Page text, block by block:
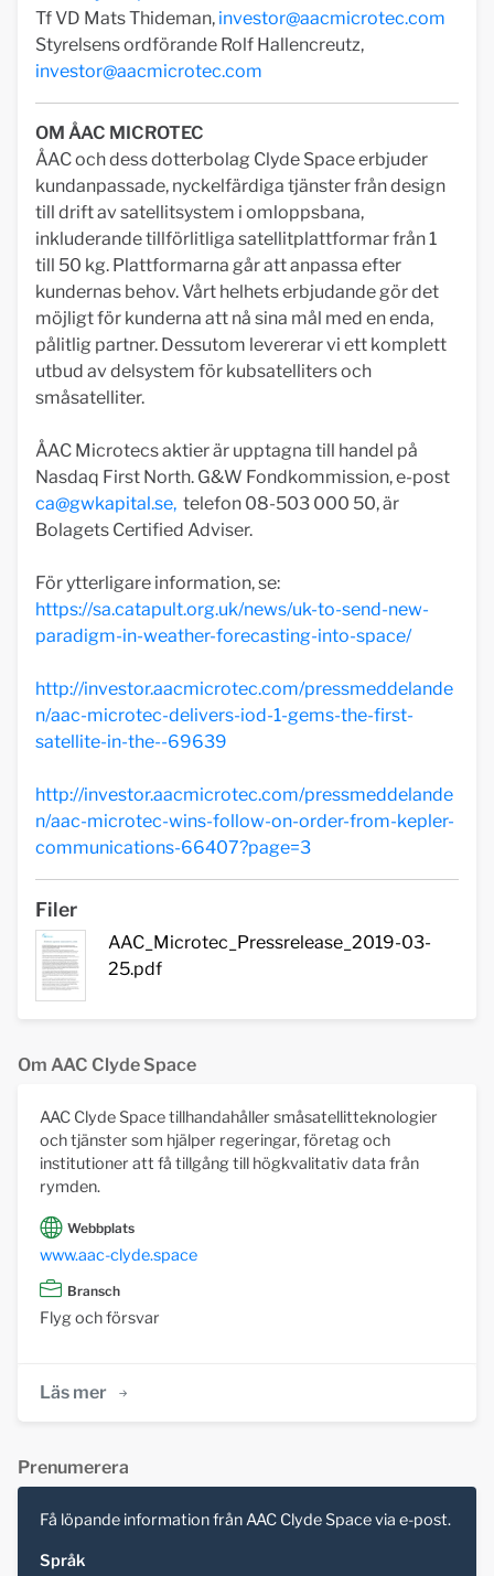
Tf VD Mats Thideman, investor@aacmicrotec.com
Styrelsens ordförande Rolf Hallencreutz,
investor@aacmicrotec.com
OM ÅAC MICROTEC
ÅAC och dess dotterbolag Clyde Space erbjuder
kundanpassade, nyckelfärdiga tjänster från design
till drift av satellitsystem i omloppsbana,
inkluderande tillförlitliga satellitplattformar från 1
till 50 kg. Plattformarna går att anpassa efter
kundernas behov. Vårt helhets erbjudande gör det
möjligt för kunderna att nå sina mål med en enda,
pålitlig partner. Dessutom levererar vi ett komplett
utbud av delsystem för kubsatelliters och
småsatelliter.
ÅAC Microtecs aktier är upptagna till handel på
Nasdaq First North. G&W Fondkommission, e-post
ca@gwkapital.se, telefon 08-503 000 50, är
Bolagets Certified Adviser.
För ytterligare information, se:
https://sa.catapult.org.uk/news/uk-to-send-new-
paradigm-in-weather-forecasting-into-space/
http://investor.aacmicrotec.com/pressmeddelande
n/aac-microtec-delivers-iod-1-gems-the-first-
satellite-in-the--69639
http://investor.aacmicrotec.com/pressmeddelande
n/aac-microtec-wins-follow-on-order-from-kepler-
communications-66407?page=3
Filer
AAC_Microtec_Pressrelease_2019-03-
25.pdf
Om AAC Clyde Space
AAC Clyde Space tillhandahåller småsatellitteknologier
och tjänster som hjälper regeringar, företag och
institutioner att få tillgång till högkvalitativ data från
rymden.
Webbplats
www.aac-clyde.space
Bransch
Flyg och försvar
Läs mer
Prenumerera
Få löpande information från AAC Clyde Space via e-post.
Språk